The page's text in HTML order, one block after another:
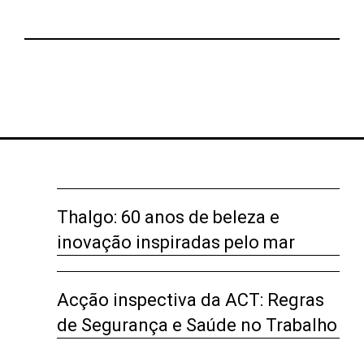
Thalgo: 60 anos de beleza e
inovação inspiradas pelo mar
Acção inspectiva da ACT: Regras
de Segurança e Saúde no Trabalho